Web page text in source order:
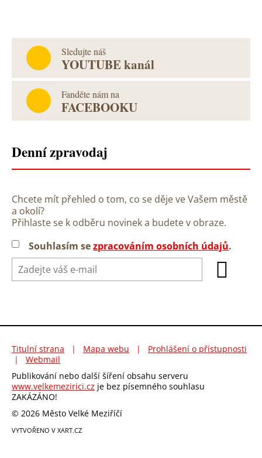
Sledujte náš
YOUTUBE kanál
Fanděte nám na
FACEBOOKU
Denní zpravodaj
Chcete mít přehled o tom, co se děje ve Vašem městě
a okolí?
Přihlaste se k odběru novinek a budete v obraze.
Souhlasím sezpracováním osobních údajů.
Titulní strana | Mapa webu | Prohlášení o přístupnosti
| Webmail
Publikování nebo další šíření obsahu serveru
www.velkemezirici.cz je bez písemného souhlasu
ZAKÁZÁNO!
© 2026 Město Velké Meziříčí
VYTVOŘENO V XART.CZ